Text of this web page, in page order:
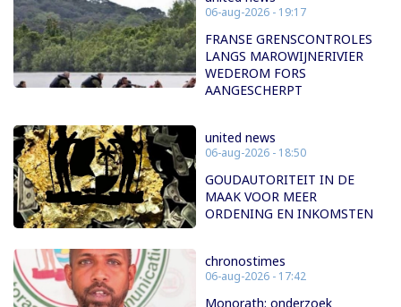
06-aug-2026 - 19:17
FRANSE GRENSCONTROLES
LANGS MAROWIJNERIVIER
WEDEROM FORS
AANGESCHERPT
united news
06-aug-2026 - 18:50
GOUDAUTORITEIT IN DE
MAAK VOOR MEER
ORDENING EN INKOMSTEN
chronostimes
06-aug-2026 - 17:42
Monorath: onderzoek